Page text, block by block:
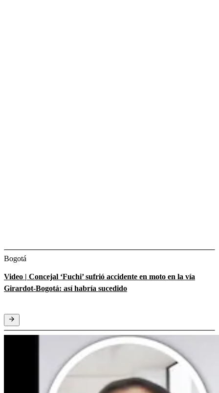
Bogotá
Video | Concejal ‘Fuchi’ sufrió accidente en moto en la vía
Girardot-Bogotá: así habría sucedido